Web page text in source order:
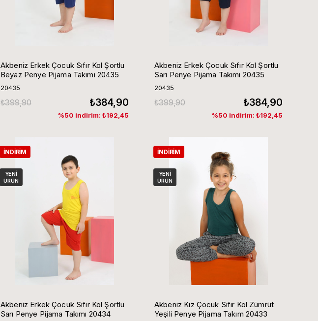
Akbeniz Erkek Çocuk Sıfır Kol Şortlu
Beyaz Penye Pijama Takımı 20435
20435
₺384,90
₺399,90
%50 indirim: ₺192,45
Akbeniz Erkek Çocuk Sıfır Kol Şortlu
Sarı Penye Pijama Takımı 20435
20435
₺384,90
₺399,90
%50 indirim: ₺192,45
Akbeniz Erkek Çocuk Sıfır Kol Şortlu
Sarı Penye Pijama Takımı 20434
İNDIRIM
YENI
ÜRÜN
Akbeniz Kız Çocuk Sıfır Kol Zümrüt
Yeşili Penye Pijama Takım 20433
İNDIRIM
YENI
ÜRÜN